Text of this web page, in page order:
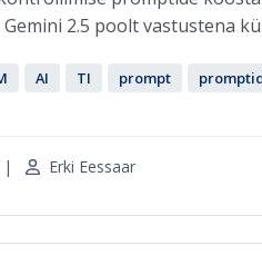
2.5 poolt vastustena
AI TI prompt
| Erki Eessaar